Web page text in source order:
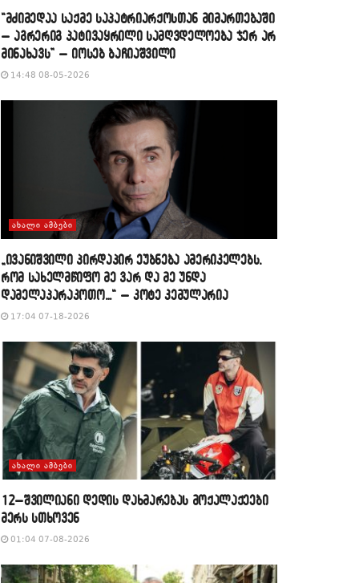
“მძიმედაა საქმე საპატრიარქოსთან მიმართებაში
– აგრერიგ პატივაყრილი სამღვდელოება ჯერ არ
მინახავს” – იოსებ ბაჩიაშვილი
14:48 08-05-2026
ᲐᲮᲐᲚᲘ ᲐᲛᲑᲔᲑᲘ
„ივანიშვილი პირდაპირ ეუბნება ამერიკელებს,
რომ სახელმწიფო მე ვარ და მე უნდა
დამელაპარაკოთო…“ – კოტე კემულარია
17:04 07-18-2026
ᲐᲮᲐᲚᲘ ᲐᲛᲑᲔᲑᲘ
12–შვილიანი დედის დახმარებას მოქალაქეები
მერს სთხოვენ
01:04 07-08-2026